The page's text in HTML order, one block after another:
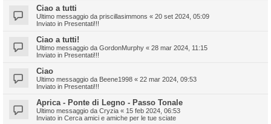
Ciao a tutti
Ultimo messaggio da priscillasimmons « 20 set 2024, 05:09
Inviato in Presentati!!!
Ciao a tutti!
Ultimo messaggio da GordonMurphy « 28 mar 2024, 11:15
Inviato in Presentati!!!
Ciao
Ultimo messaggio da Beene1998 « 22 mar 2024, 09:53
Inviato in Presentati!!!
Aprica - Ponte di Legno - Passo Tonale
Ultimo messaggio da Cryzia « 15 feb 2024, 06:53
Inviato in Cerca amici e amiche per le tue sciate